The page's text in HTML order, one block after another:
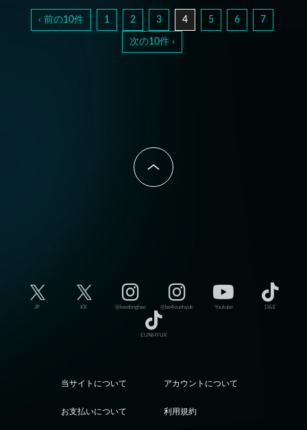
‹ 前の10件 1 2 3 4 5 6 7
次の10件 ›
JP KR @leedonghae @be4eunhyuk Youtube D&E
EUNHYUK
当サイトについて アカウントについて
お支払いについて 利用規約